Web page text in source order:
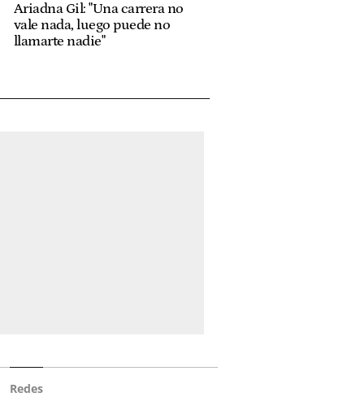
Ariadna Gil: "Una carrera no
vale nada, luego puede no
llamarte nadie"
Redes